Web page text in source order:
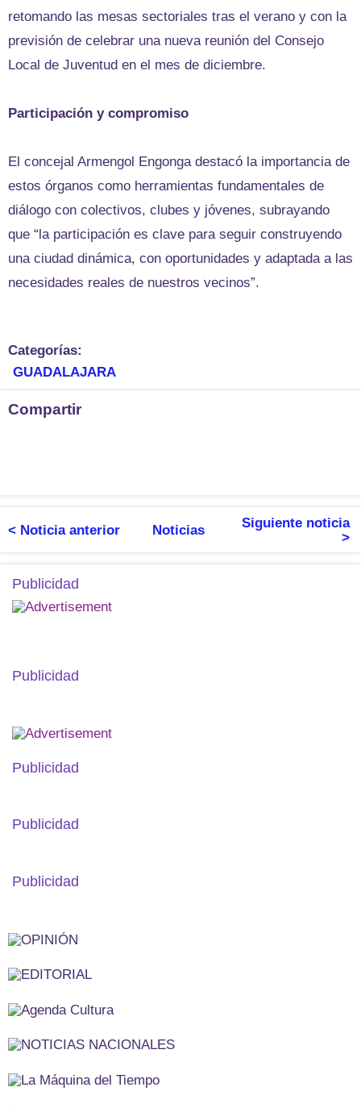
retomando las mesas sectoriales tras el verano y con la
previsión de celebrar una nueva reunión del Consejo
Local de Juventud en el mes de diciembre.
Participación y compromiso
El concejal Armengol Engonga destacó la importancia de
estos órganos como herramientas fundamentales de
diálogo con colectivos, clubes y jóvenes, subrayando
que “la participación es clave para seguir construyendo
una ciudad dinámica, con oportunidades y adaptada a las
necesidades reales de nuestros vecinos”.
Categorías:
GUADALAJARA
Compartir
< Noticia anterior Noticias
Siguiente noticia
>
Publicidad
Publicidad
Publicidad
Publicidad
Publicidad